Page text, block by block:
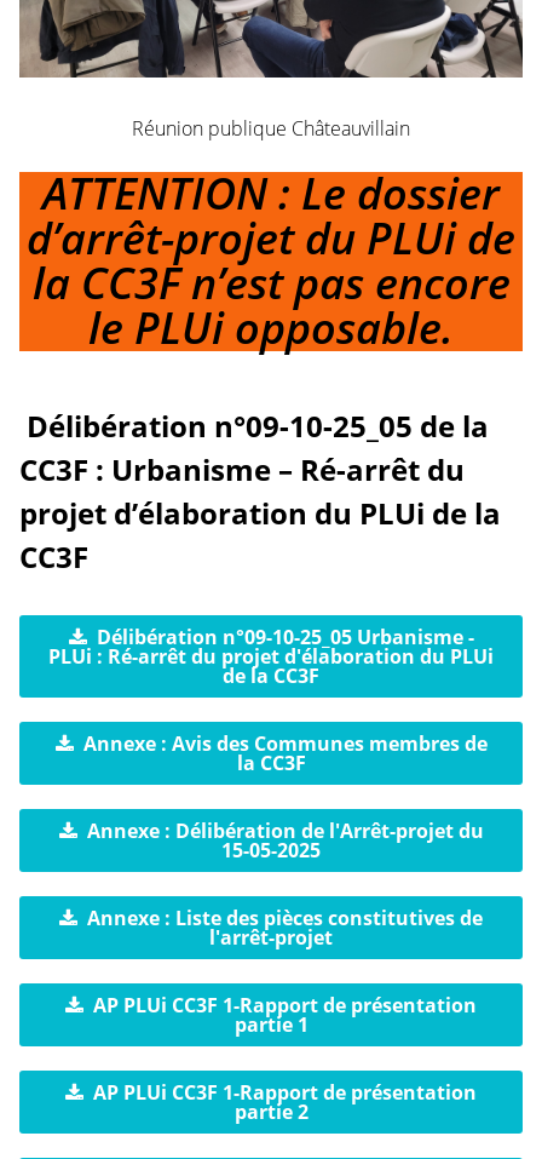
Réunion publique Châteauvillain
ATTENTION : Le dossier
d’arrêt-projet du PLUi de
la CC3F n’est pas encore
le PLUi opposable.
Délibération n°09-10-25_05 de la
CC3F : Urbanisme – Ré-arrêt du
projet d’élaboration du PLUi de la
CC3F
Délibération n°09-10-25_05 Urbanisme -
PLUi : Ré-arrêt du projet d'élaboration du PLUi
de la CC3F
Annexe : Avis des Communes membres de
la CC3F
Annexe : Délibération de l'Arrêt-projet du
15-05-2025
Annexe : Liste des pièces constitutives de
l'arrêt-projet
AP PLUi CC3F 1-Rapport de présentation
partie 1
AP PLUi CC3F 1-Rapport de présentation
partie 2